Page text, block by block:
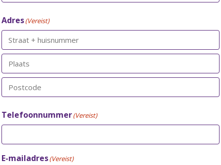
Adres(Vereist)
Straat
huisnummer
Plaats
Telefoonnummer(Vereist)
E-mailadres(Vereist)